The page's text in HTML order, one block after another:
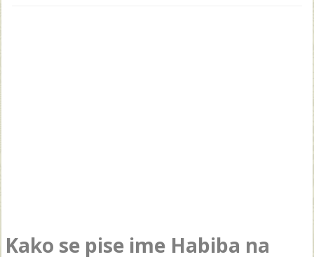
Kako se pise ime Habiba na